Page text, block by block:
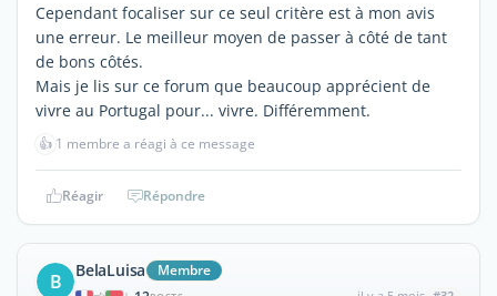
Cependant focaliser sur ce seul critère est à mon avis
une erreur. Le meilleur moyen de passer à côté de tant
de bons côtés.
Mais je lis sur ce forum que beaucoup apprécient de
vivre au Portugal pour... vivre. Différemment.
👍 1 membre a réagi à ce message
Réagir Répondre
B BelaLuisa Membre